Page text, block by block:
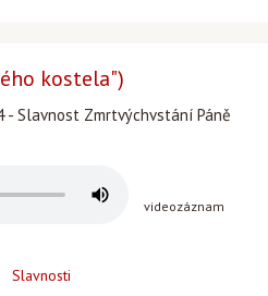
kostela")
- Slavnost Zmrtvýchvstání Páně
videozáznam
Slavnosti